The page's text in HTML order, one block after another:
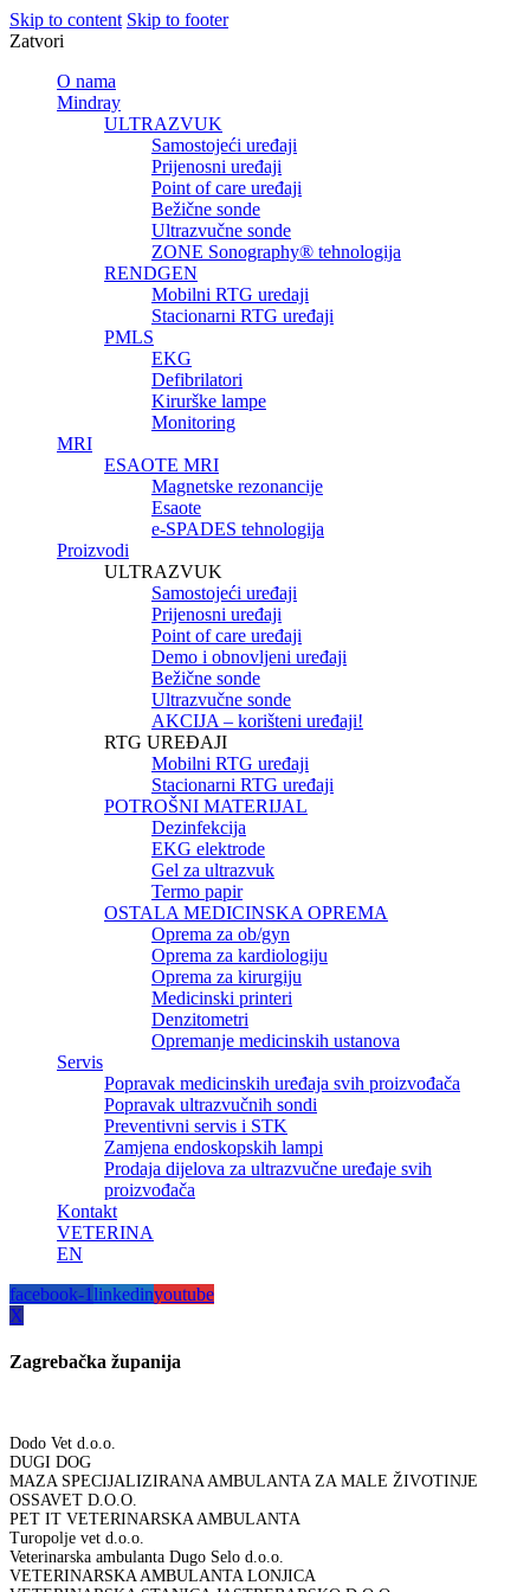
Skip to content Skip to footer
Zatvori
O nama
Mindray
ULTRAZVUK
Samostojeći uređaji
Prijenosni uređaji
Point of care uređaji
Bežične sonde
Ultrazvučne sonde
ZONE Sonography® tehnologija
RENDGEN
Mobilni RTG uredaji
Stacionarni RTG uređaji
PMLS
EKG
Defibrilatori
Kirurške lampe
Monitoring
MRI
ESAOTE MRI
Magnetske rezonancije
Esaote
e-SPADES tehnologija
Proizvodi
ULTRAZVUK
Samostojeći uređaji
Prijenosni uređaji
Point of care uređaji
Demo i obnovljeni uređaji
Bežične sonde
Ultrazvučne sonde
AKCIJA – korišteni uređaji!
RTG UREĐAJI
Mobilni RTG uređaji
Stacionarni RTG uređaji
POTROŠNI MATERIJAL
Dezinfekcija
EKG elektrode
Gel za ultrazvuk
Termo papir
OSTALA MEDICINSKA OPREMA
Oprema za ob/gyn
Oprema za kardiologiju
Oprema za kirurgiju
Medicinski printeri
Denzitometri
Opremanje medicinskih ustanova
Servis
Popravak medicinskih uređaja svih proizvođača
Popravak ultrazvučnih sondi
Preventivni servis i STK
Zamjena endoskopskih lampi
Prodaja dijelova za ultrazvučne uređaje svih
proizvođača
Kontakt
VETERINA
EN
facebook-1linkedinyoutube
X
Zagrebačka županija
Dodo Vet d.o.o.
DUGI DOG
MAZA SPECIJALIZIRANA AMBULANTA ZA MALE ŽIVOTINJE
OSSAVET D.O.O.
PET IT VETERINARSKA AMBULANTA
Turopolje vet d.o.o.
Veterinarska ambulanta Dugo Selo d.o.o.
VETERINARSKA AMBULANTA LONJICA